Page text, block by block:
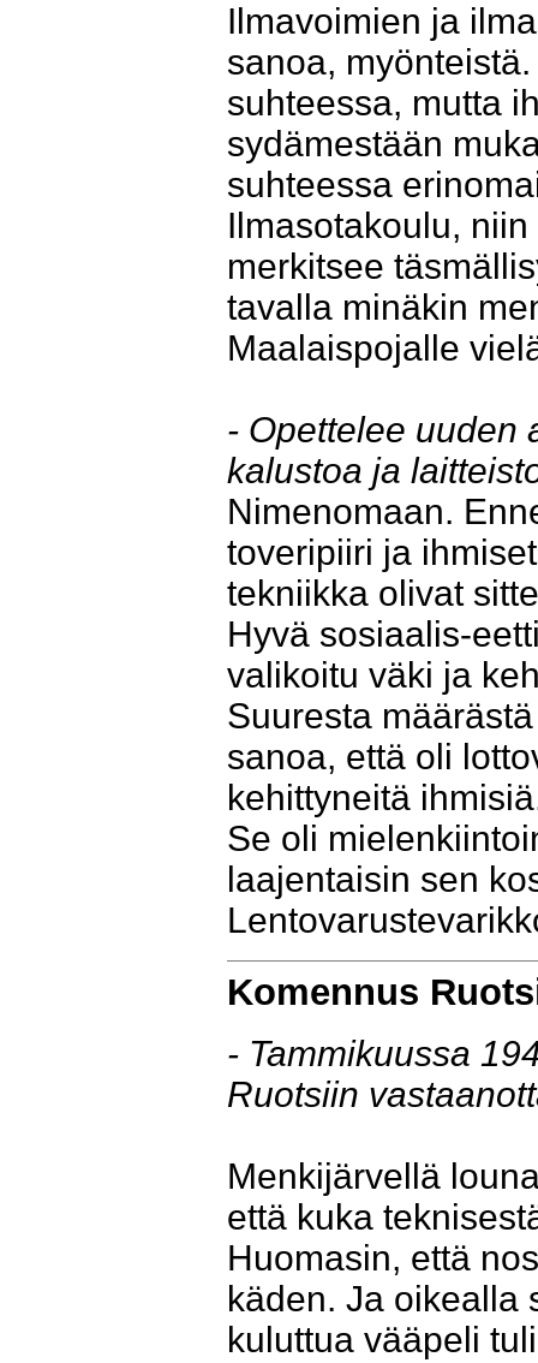
Ilmavoimien ja
sanoa,
suhteessa, mutta
sydämestään
suhteessa
Ilmasotakoulu,
merkitsee
tavalla minäkin
Maalaispojalle
- Opettelee uuden
kalustoa ja
Nimenomaan.
toveripiiri ja
tekniikka olivat
Hyvä sosiaalis-
valikoitu väki ja
Suuresta
sanoa, että oli
kehittyneitä
Se oli
laajentaisin sen
Komennus
- Tammikuussa
Ruotsiin
Menkijärvellä
että kuka
Huomasin, että
käden. Ja oikealla
kuluttua vääpeli